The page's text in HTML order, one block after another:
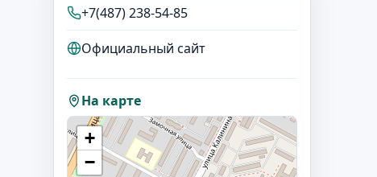
+7(487) 238-54-85
Официальный сайт
На карте
+
−